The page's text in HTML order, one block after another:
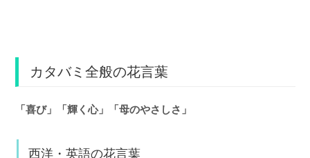
カタバミ全般の花言葉
「喜び」「輝く心」「母のやさしさ」
西洋・英語の花言葉